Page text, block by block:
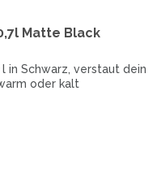
Matte Black
in Schwarz, verstaut dein
oder kalt